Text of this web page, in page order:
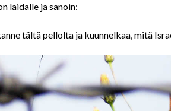
laidalle ja sanoin:
tältä pellolta ja kuunnelkaa, mitä